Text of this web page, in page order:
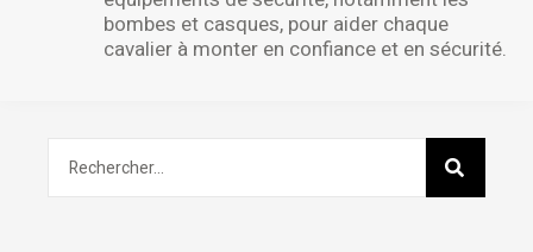
bombes et casques, pour aider chaque
cavalier à monter en confiance et en sécurité.